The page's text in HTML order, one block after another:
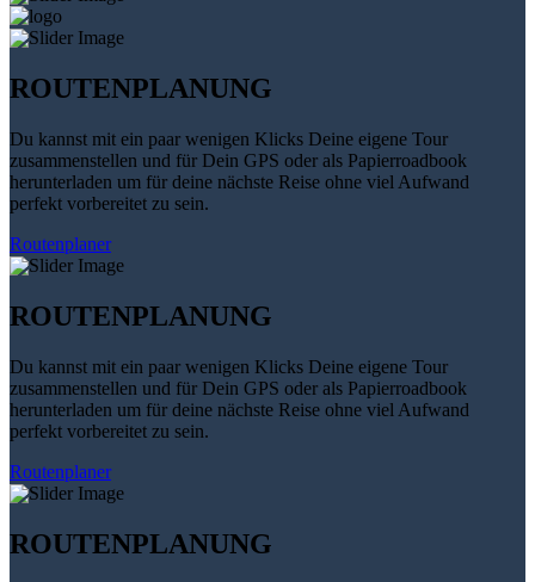
ROUTENPLANUNG
Du kannst mit ein paar wenigen Klicks Deine eigene Tour
zusammenstellen und für Dein GPS oder als Papierroadbook
herunterladen um für deine nächste Reise ohne viel Aufwand
perfekt vorbereitet zu sein.
Routenplaner
ROUTENPLANUNG
Du kannst mit ein paar wenigen Klicks Deine eigene Tour
zusammenstellen und für Dein GPS oder als Papierroadbook
herunterladen um für deine nächste Reise ohne viel Aufwand
perfekt vorbereitet zu sein.
Routenplaner
ROUTENPLANUNG